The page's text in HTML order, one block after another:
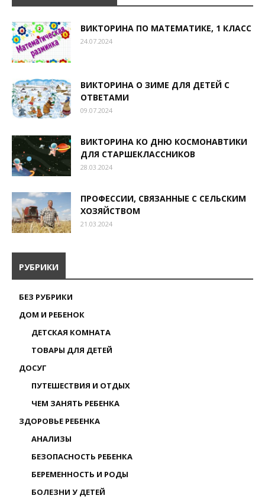
ВИКТОРИНА ПО МАТЕМАТИКЕ, 1 КЛАСС
24.07.2024
ВИКТОРИНА О ЗИМЕ ДЛЯ ДЕТЕЙ С
ОТВЕТАМИ
09.07.2024
ВИКТОРИНА КО ДНЮ КОСМОНАВТИКИ
ДЛЯ СТАРШЕКЛАССНИКОВ
28.03.2024
ПРОФЕССИИ, СВЯЗАННЫЕ С СЕЛЬСКИМ
ХОЗЯЙСТВОМ
21.03.2024
РУБРИКИ
БЕЗ РУБРИКИ
ДОМ И РЕБЕНОК
ДЕТСКАЯ КОМНАТА
ТОВАРЫ ДЛЯ ДЕТЕЙ
ДОСУГ
ПУТЕШЕСТВИЯ И ОТДЫХ
ЧЕМ ЗАНЯТЬ РЕБЕНКА
ЗДОРОВЬЕ РЕБЕНКА
АНАЛИЗЫ
БЕЗОПАСНОСТЬ РЕБЕНКА
БЕРЕМЕННОСТЬ И РОДЫ
БОЛЕЗНИ У ДЕТЕЙ